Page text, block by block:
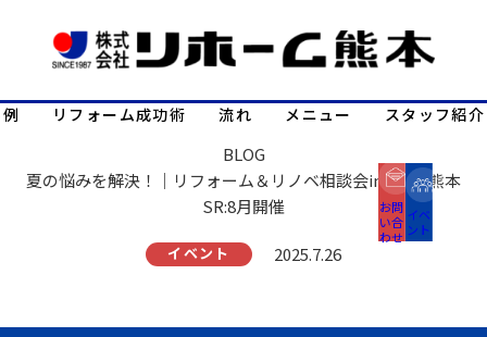
リフォーム成功術 流れ メニュー スタッフ紹介
BLOG
夏の悩みを解決！｜リフォーム＆リノベ相談会inTOTO熊本
SR:8月開催
イベント 2025.7.26
お問
い合
わせ
イベ
ント